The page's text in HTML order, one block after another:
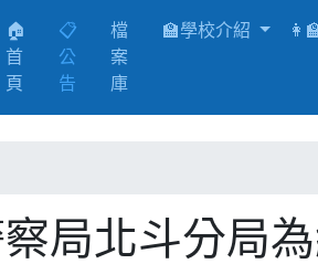
🏠
首
頁 (current)
📋
公
告
檔
案
庫
🏫學校介紹
局北斗分局